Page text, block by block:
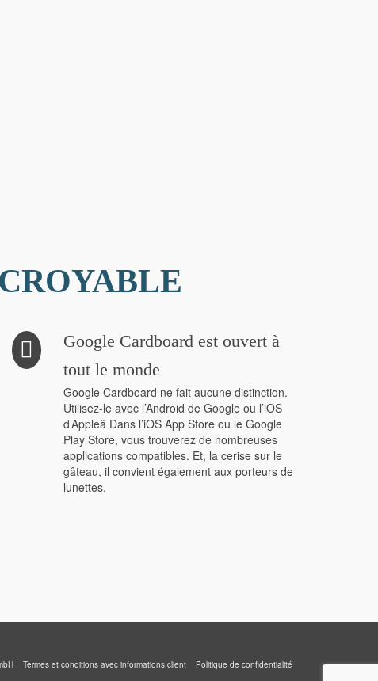
Google Cardboard est ouvert à
tout le monde
Google Cardboard ne fait aucune distinction.
Utilisez-le avec l’Android de Google ou l’iOS
d’Appleâ Dans l’iOS App Store ou le Google
Play Store, vous trouverez de nombreuses
applications compatibles. Et, la cerise sur le
gâteau, il convient également aux porteurs de
lunettes.
Termes et conditions avec informations client Politique de confidentialité